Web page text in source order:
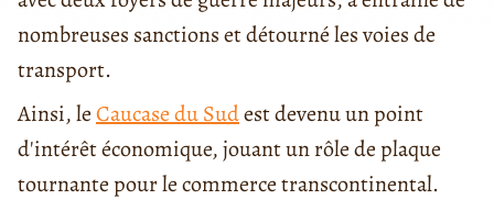
nombreuses sanctions et détourné les voies de
transport.
Ainsi, leCaucase du Sudest devenu un point
d'intérêt économique, jouant un rôle de plaque
tournante pour le commerce transcontinental.